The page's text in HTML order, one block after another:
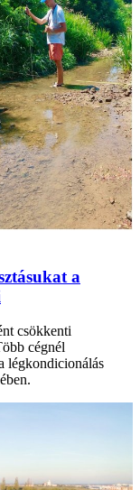
a
csökkenti
cégnél
légkondicionálás